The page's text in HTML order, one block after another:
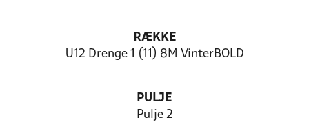
RÆKKE
U12 Drenge 1 (11) 8M VinterBOLD
PULJE
Pulje 2